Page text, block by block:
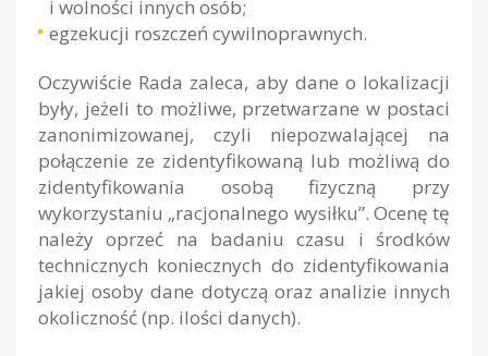
i wolności innych osób;
egzekucji roszczeń cywilnoprawnych.
Oczywiście Rada zaleca, aby dane o lokalizacji
były, jeżeli to możliwe, przetwarzane w postaci
zanonimizowanej, czyli niepozwalającej na
połączenie ze zidentyfikowaną lub możliwą do
zidentyfikowania osobą fizyczną przy
wykorzystaniu „racjonalnego wysiłku”. Ocenę tę
należy oprzeć na badaniu czasu i środków
technicznych koniecznych do zidentyfikowania
jakiej osoby dane dotyczą oraz analizie innych
okoliczność (np. ilości danych).